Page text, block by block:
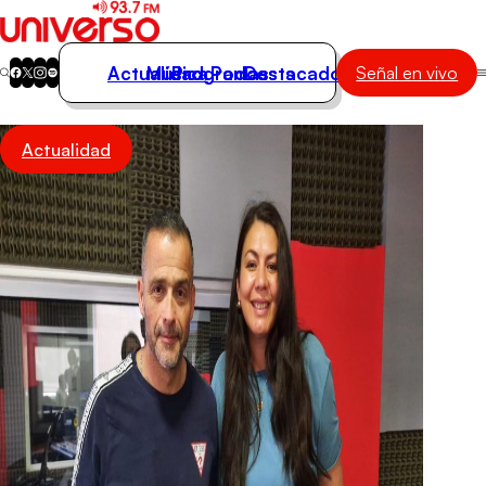
Actualidad
Música
Programas
Podcasts
Destacados
Actualidad
Música
Programas
Podcasts
Destacados Señal en vivo
Actualidad